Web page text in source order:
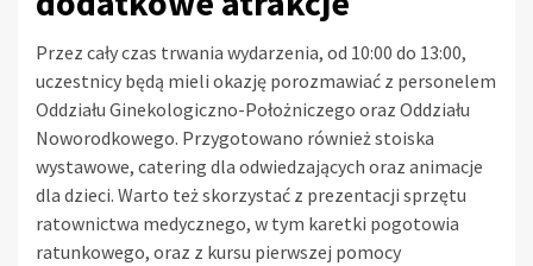
Przez cały czas trwania wydarzenia, od 10:00 do 13:00,
uczestnicy będą mieli okazję porozmawiać z personelem
Oddziału Ginekologiczno-Położniczego oraz Oddziału
Noworodkowego. Przygotowano również stoiska
wystawowe, catering dla odwiedzających oraz animacje
dla dzieci. Warto też skorzystać z prezentacji sprzętu
ratownictwa medycznego, w tym karetki pogotowia
ratunkowego, oraz z kursu pierwszej pomocy